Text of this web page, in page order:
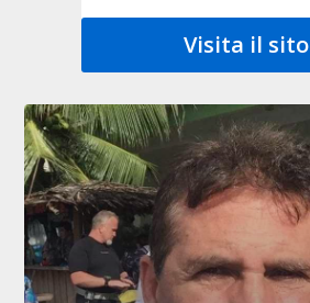
Visita il sito